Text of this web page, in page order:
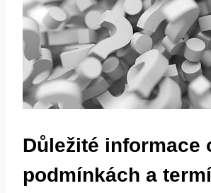
Důležité informace
podmínkách a